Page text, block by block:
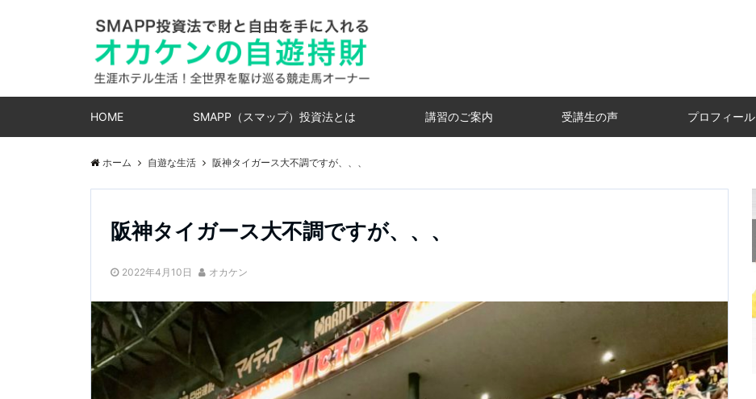
HOME SMAPP（スマップ）投資法とは 講習のご案内 受講生の声 プロフィール
ホーム 自遊な生活 阪神タイガース大不調ですが、、、
阪神タイガース大不調ですが、、、
2022年4月10日 オカケン